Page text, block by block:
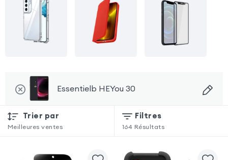
Essentielb HEYou 30
Trier par
Meilleures ventes
Filtres
164 Résultats